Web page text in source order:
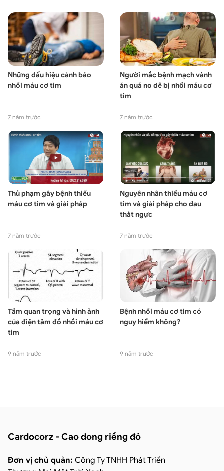
Những dấu hiệu cảnh báo
nhồi máu cơ tim
7 năm trước
Người mắc bệnh mạch vành
ăn quá no dễ bị nhồi máu cơ
tim
7 năm trước
Thủ phạm gây bệnh thiếu
máu cơ tim và giải pháp
7 năm trước
Nguyên nhân thiếu máu cơ
tim và giải pháp cho đau
thắt ngực
7 năm trước
Tầm quan trọng và hình ảnh
của điện tâm đồ nhồi máu cơ
tim
9 năm trước
Bệnh nhồi máu cơ tim có
nguy hiểm không?
9 năm trước
Cardocorz - Cao dong riềng đỏ
Đơn vị chủ quản: Công Ty TNHH Phát Triển